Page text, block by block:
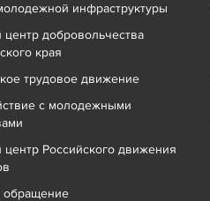
инфраструктуры
добровольчества
края
трудовое движение
с молодежными
центр Российского движения
обращение